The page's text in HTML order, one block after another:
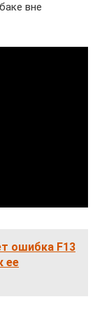
вне
ошибка F13
ее